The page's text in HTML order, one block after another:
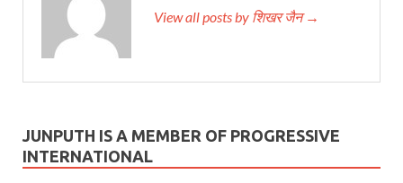
View all posts by शिखर जैन →
JUNPUTH IS A MEMBER OF PROGRESSIVE
INTERNATIONAL